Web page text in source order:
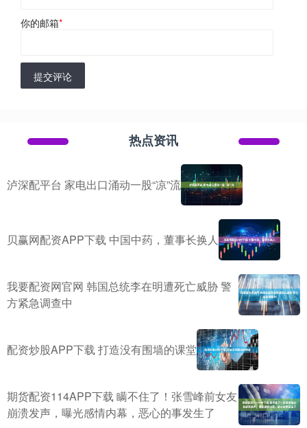
你的邮箱*
提交评论
热点资讯
泸深配平台 家电出口涌动一股“凉”流
贝赢网配资APP下载 中国中药，董事长换人
我要配资网官网 韩国总统李在明遭死亡威胁 警
方紧急调查中
配资炒股APP下载 打造没有围墙的课堂
期货配资114APP下载 瞒不住了！张雪峰前女友
崩溃发声，曝光感情内幕，恶心的事发生了